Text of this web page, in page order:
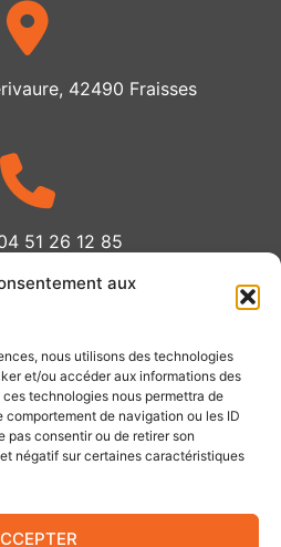
aux
nous utilisons des technologies
et/ou accéder aux informations des
technologies nous permettra de
de navigation ou les ID
pas consentir ou de retirer son
négatif sur certaines caractéristiques
42490 Fraisses
51 26 12 85
au jeudi
/ 13h30 - 17h30
Vendredi